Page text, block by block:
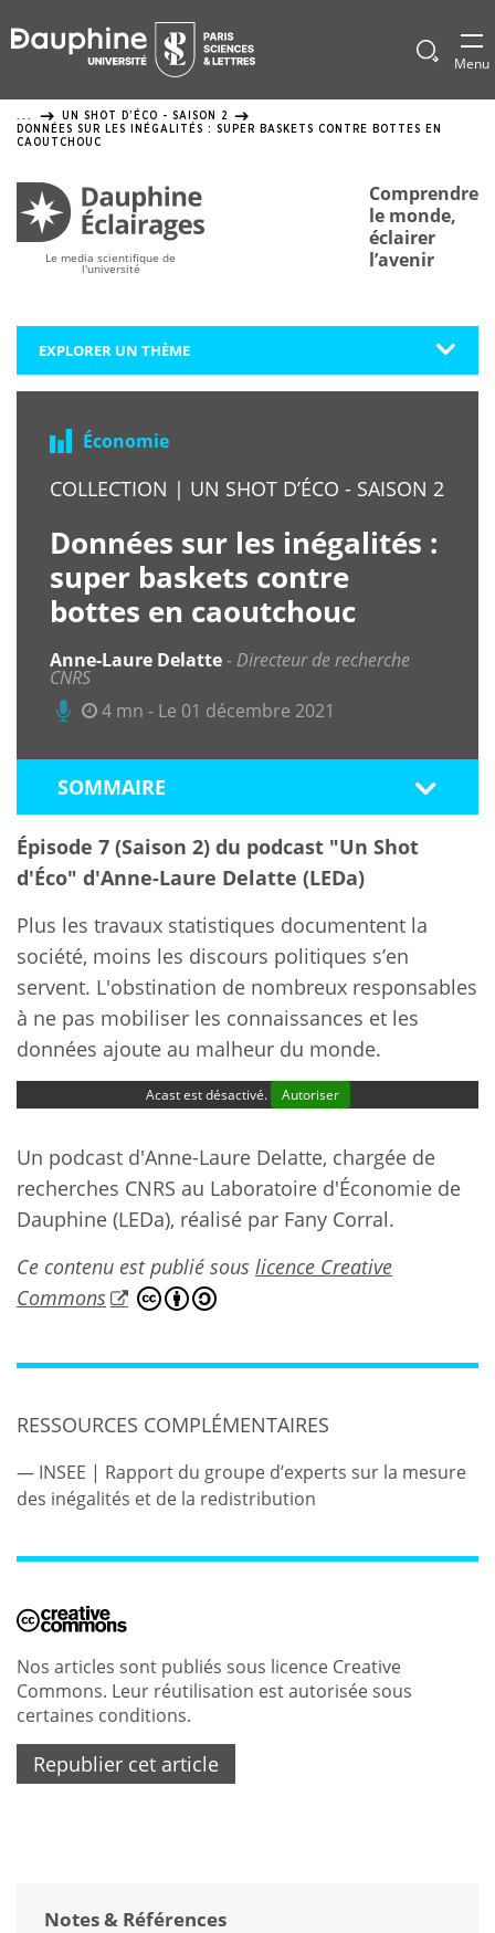
de
des
Afficher
de
Menu
...
UN SHOT D’ÉCO - SAISON 2
DONNÉES SUR LES INÉGALITÉS : SUPER BASKETS CONTRE BOTTES EN
CAOUTCHOUC
Le media scientifique de
l'université
Comprendre
le monde,
éclairer
l’avenir
EXPLORER UN THÈME
Économie
COLLECTION | UN SHOT D’ÉCO - SAISON 2
Données sur les inégalités :
super baskets contre
bottes en caoutchouc
Anne-Laure Delatte Directeur de recherche
CNRS
4 mn - Le 01 décembre 2021
SOMMAIRE
Épisode 7 (Saison 2) du podcast "Un Shot
d'Éco" d'Anne-Laure Delatte (LEDa)
Plus les travaux statistiques documentent la
société, moins les discours politiques s’en
servent. L'obstination de nombreux responsables
à ne pas mobiliser les connaissances et les
données ajoute au malheur du monde.
Acast est désactivé. Autoriser
Un podcast d'Anne-Laure Delatte, chargée de
recherches CNRS au Laboratoire d'Économie de
Dauphine (LEDa), réalisé par Fany Corral.
Ce contenu est publié sous licence Creative
Commons
RESSOURCES COMPLÉMENTAIRES
INSEE | Rapport du groupe d’experts sur la mesure
des inégalités et de la redistribution
Nos articles sont publiés sous licence Creative
Commons. Leur réutilisation est autorisée sous
certaines conditions.
Republier cet article
Notes & Références